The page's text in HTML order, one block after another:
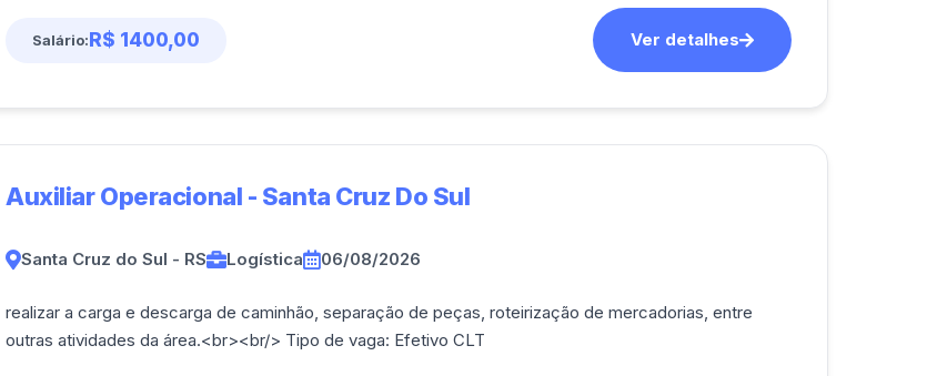
Salário:R$ 1400,00 Ver detalhes
Auxiliar Operacional - Santa Cruz Do Sul
Santa Cruz do Sul - RS Logística 06/08/2026
realizar a carga e descarga de caminhão, separação de peças, roteirização de mercadorias, entre
outras atividades da área.<br><br/> Tipo de vaga: Efetivo CLT